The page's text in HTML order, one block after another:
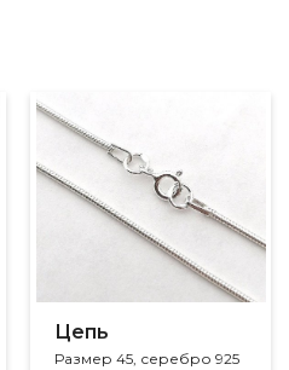
Цепь
Размер 45, серебро 925